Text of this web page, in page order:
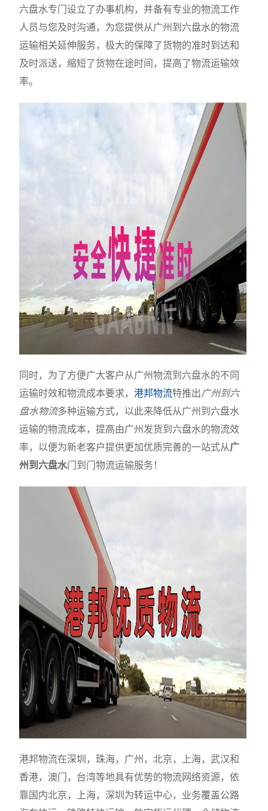
六盘水专门设立了办事机构，并备有专业的物流工作
人员与您及时沟通，为您提供从广州到六盘水的物流
运输相关延伸服务，极大的保障了货物的准时到达和
及时派送，缩短了货物在途时间，提高了物流运输效
率。
同时，为了方便广大客户从广州物流到六盘水的不同
运输时效和物流成本要求，港邦物流特推出广州到六
盘水物流多种运输方式，以此来降低从广州到六盘水
运输的物流成本，提高由广州发货到六盘水的物流效
率，以便为新老客户提供更加优质完善的一站式从广
州到六盘水门到门物流运输服务！
港邦物流在深圳，珠海，广州，北京，上海，武汉和
香港，澳门，台湾等地具有优势的物流网络资源，依
靠国内北京，上海，深圳为转运中心，业务覆盖公路